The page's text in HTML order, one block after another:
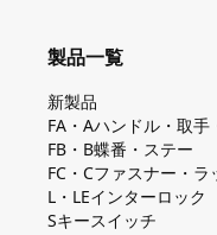
製品一覧
新製品
FA・Aハンドル・取手
FB・B蝶番・ステー
FC・Cファスナー・
L・LEインターロック
Sキースイッチ